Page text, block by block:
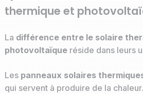
thermique et
La différence entre le solaire
photovoltaïqueréside dans leurs
Les panneaux solaires
qui servent à produire de la